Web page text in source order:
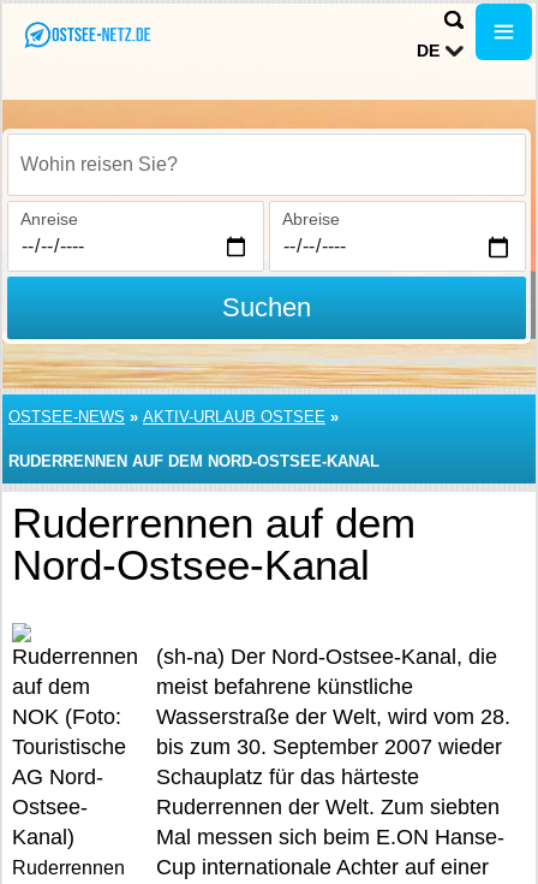
DE
Wohin reisen Sie?
Anreise Abreise
Suchen
OSTSEE-NEWS » AKTIV-URLAUB OSTSEE »
RUDERRENNEN AUF DEM NORD-OSTSEE-KANAL
Ruderrennen auf dem
Nord-Ostsee-Kanal
Ruderrennen
(sh-na) Der Nord-Ostsee-Kanal, die
meist befahrene künstliche
Wasserstraße der Welt, wird vom 28.
bis zum 30. September 2007 wieder
Schauplatz für das härteste
Ruderrennen der Welt. Zum siebten
Mal messen sich beim E.ON Hanse-
Cup internationale Achter auf einer